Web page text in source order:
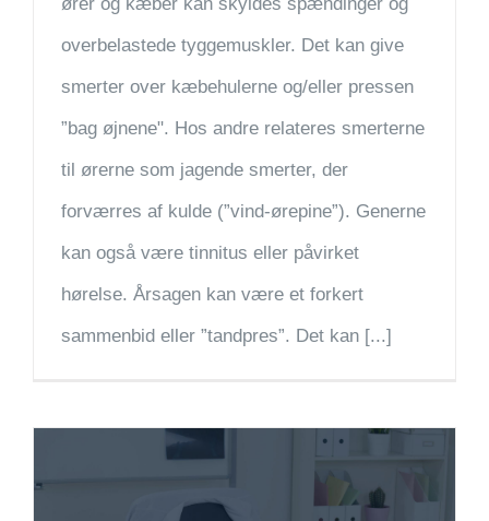
ører og kæber kan skyldes spændinger og
overbelastede tyggemuskler. Det kan give
smerter over kæbehulerne og/eller pressen
”bag øjnene". Hos andre relateres smerterne
til ørerne som jagende smerter, der
forværres af kulde (”vind-ørepine”). Generne
kan også være tinnitus eller påvirket
hørelse. Årsagen kan være et forkert
sammenbid eller ”tandpres”. Det kan [...]